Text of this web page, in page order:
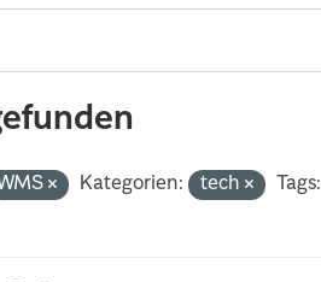
Kategorien: tech
Tags: